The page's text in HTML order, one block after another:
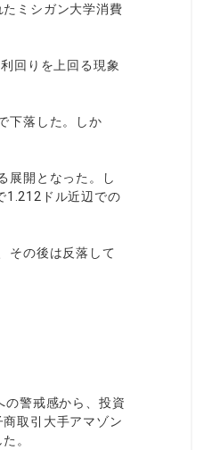
ミシガン大学消費
回りを上回る現象
下落した。しか
展開となった。し
1.212ドル近辺での
その後は反落して
の警戒感から、投資
取引大手アマゾン
。